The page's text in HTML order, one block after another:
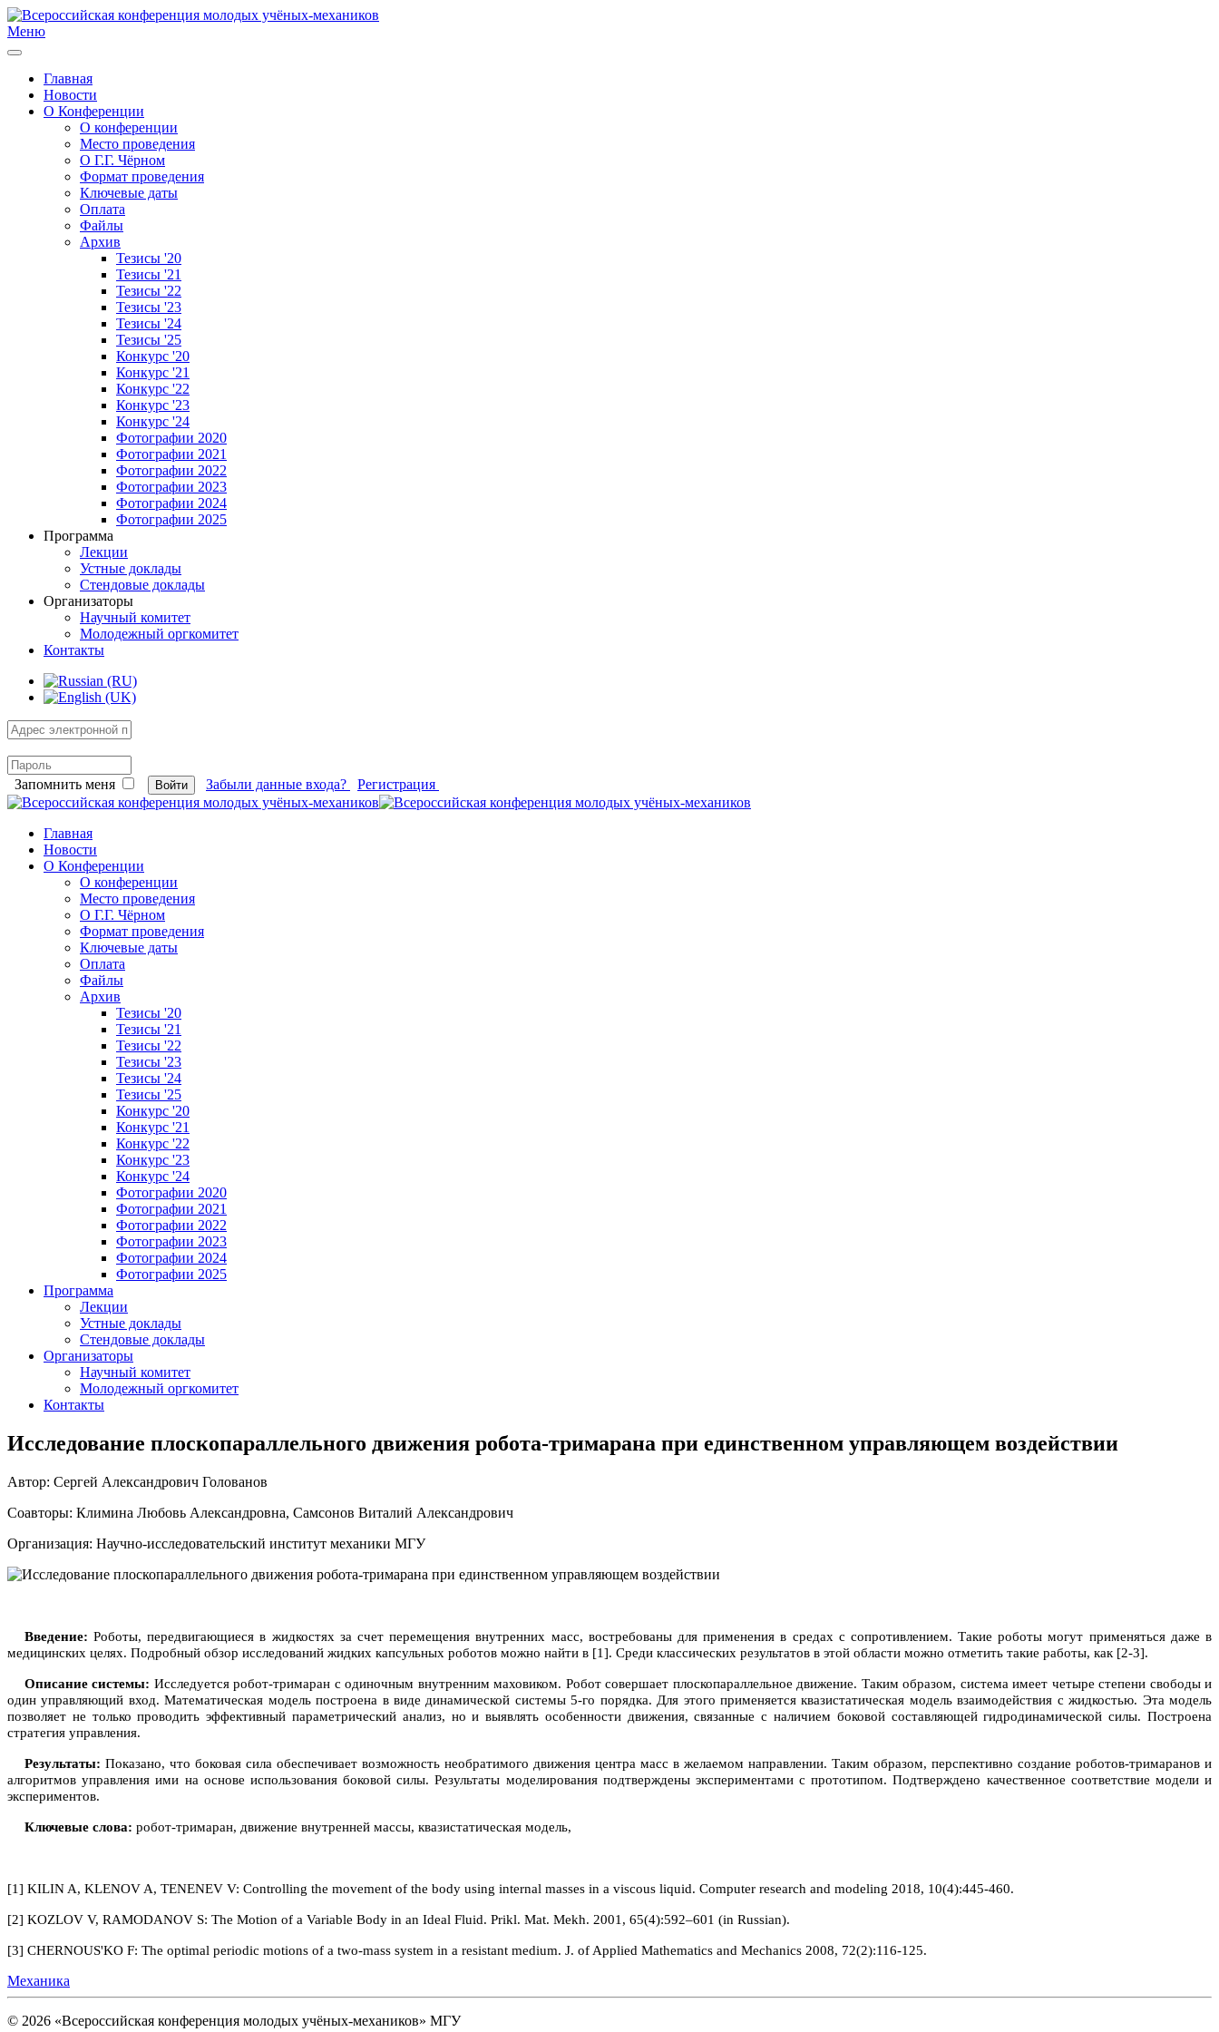
Меню
Главная
Новости
О Конференции
О конференции
Место проведения
О Г.Г. Чёрном
Формат проведения
Ключевые даты
Оплата
Файлы
Архив
Тезисы '20
Тезисы '21
Тезисы '22
Тезисы '23
Тезисы '24
Тезисы '25
Конкурс '20
Конкурс '21
Конкурс '22
Конкурс '23
Конкурс '24
Фотографии 2020
Фотографии 2021
Фотографии 2022
Фотографии 2023
Фотографии 2024
Фотографии 2025
Программа
Лекции
Устные доклады
Стендовые доклады
Организаторы
Научный комитет
Молодежный оргкомитет
Контакты
Запомнить меня Войти Забыли данные входа? Регистрация
Главная
Новости
О Конференции
О конференции
Место проведения
О Г.Г. Чёрном
Формат проведения
Ключевые даты
Оплата
Файлы
Архив
Тезисы '20
Тезисы '21
Тезисы '22
Тезисы '23
Тезисы '24
Тезисы '25
Конкурс '20
Конкурс '21
Конкурс '22
Конкурс '23
Конкурс '24
Фотографии 2020
Фотографии 2021
Фотографии 2022
Фотографии 2023
Фотографии 2024
Фотографии 2025
Программа
Лекции
Устные доклады
Стендовые доклады
Организаторы
Научный комитет
Молодежный оргкомитет
Контакты
Исследование плоскопараллельного движения робота-тримарана при единственном управляющем воздействии
Автор: Сергей Александрович Голованов
Соавторы: Климина Любовь Александровна, Самсонов Виталий Александрович
Организация: Научно-исследовательский институт механики МГУ
Введение: Роботы, передвигающиеся в жидкостях за счет перемещения внутренних масс, востребованы для применения в средах с сопротивлением. Такие роботы могут применяться даже в
медицинских целях. Подробный обзор исследований жидких капсульных роботов можно найти в [1]. Среди классических результатов в этой области можно отметить такие работы, как [2-3].
Описание системы: Исследуется робот-тримаран с одиночным внутренним маховиком. Робот совершает плоскопараллельное движение. Таким образом, система имеет четыре степени свободы и
один управляющий вход. Математическая модель построена в виде динамической системы 5-го порядка. Для этого применяется квазистатическая модель взаимодействия с жидкостью. Эта модель
позволяет не только проводить эффективный параметрический анализ, но и выявлять особенности движения, связанные с наличием боковой составляющей гидродинамической силы. Построена
стратегия управления.
Результаты: Показано, что боковая сила обеспечивает возможность необратимого движения центра масс в желаемом направлении. Таким образом, перспективно создание роботов-тримаранов и
алгоритмов управления ими на основе использования боковой силы. Результаты моделирования подтверждены экспериментами с прототипом. Подтверждено качественное соответствие модели и
экспериментов.
Ключевые слова: робот-тримаран, движение внутренней массы, квазистатическая модель,
[1] KILIN A, KLENOV A, TENENEV V: Controlling the movement of the body using internal masses in a viscous liquid. Computer research and modeling 2018, 10(4):445-460.
[2] KOZLOV V, RAMODANOV S: The Motion of a Variable Body in an Ideal Fluid. Prikl. Mat. Mekh. 2001, 65(4):592–601 (in Russian).
[3] CHERNOUS'KO F: The optimal periodic motions of a two-mass system in a resistant medium. J. of Applied Mathematics and Mechanics 2008, 72(2):116-125.
Механика
© 2026 «Всероссийская конференция молодых учёных-механиков» МГУ